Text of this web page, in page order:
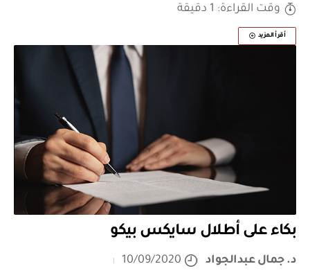
وقت القراءة: 1 دقيقة
أقرأ المزيد
بكاء على أطلال سايكس بيكو
د. جمال عبدالجواد
10/09/2020